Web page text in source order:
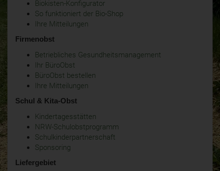
Biokisten-Konfigurator
So funktioniert der Bio-Shop
Ihre Mitteilungen
Firmenobst
Betriebliches Gesundheitsmanagement
Ihr BüroObst
BüroObst bestellen
Ihre Mitteilungen
Schul & Kita-Obst
Kindertagesstätten
NRW-Schulobstprogramm
Schulkinderpartnerschaft
Sponsoring
Liefergebiet